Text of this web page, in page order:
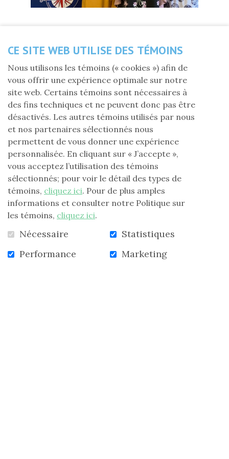
Mercredi 19 juin 2024
La Fondation Laure-Gaudreault (FLG) a remis cette
année un montant de 1 000 $ à l’organisme
Hom’asculin de Port‑Cartier.
Le projet soumis veut pouvoir fournir aux hommes en
difficulté du dépannage alimentaire. L’organisme
pourra également préparer des kits de dépannage.
Nous leur souhaitons la réalisation de ces projets.
CE SITE WEB UTILISE DES TÉMOINS
Nous utilisons les témoins (« cookies ») afin de
vous offrir une expérience optimale sur notre
site web. Certains témoins sont nécessaires à
des fins techniques et ne peuvent donc pas être
désactivés. Les autres témoins utilisés par nous
et nos partenaires sélectionnés nous
permettent de vous donner une expérience
personnalisée. En cliquant sur « J’accepte »,
vous acceptez l’utilisation des témoins
sélectionnés; pour voir le détail des types de
témoins, cliquez ici. Pour de plus amples
informations et consulter notre Politique sur
les témoins, cliquez ici.
Nécessaire
Statistiques
Performance
Marketing